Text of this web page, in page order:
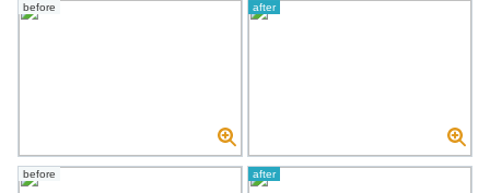
before after
before after